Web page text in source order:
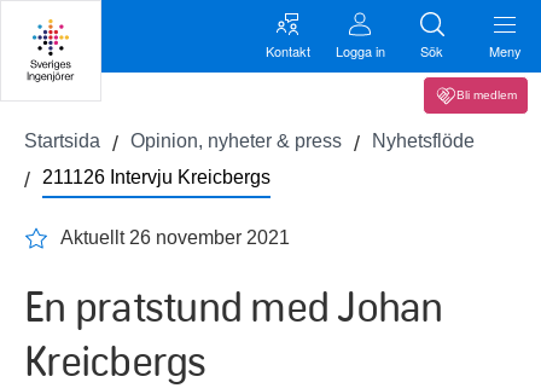
Kontakt Logga in Sök Meny
Bli medlem
Startsida Opinion, nyheter & press
Nyhetsflöde
211126 Intervju Kreicbergs
Aktuellt 26 november 2021
En pratstund med Johan
Kreicbergs